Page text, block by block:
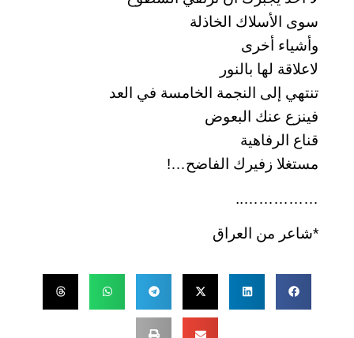
سوى الأسلاك الخاذلة
وأشياء أخرى
لاعلاقة لها بالنور
تنتهي إلى النجمة الخامسة في العد
فينزع عنك البعوض
قناع الرفاهية
مستغلا زفيرك الفاضح…!
……………..
*شاعر من العراق